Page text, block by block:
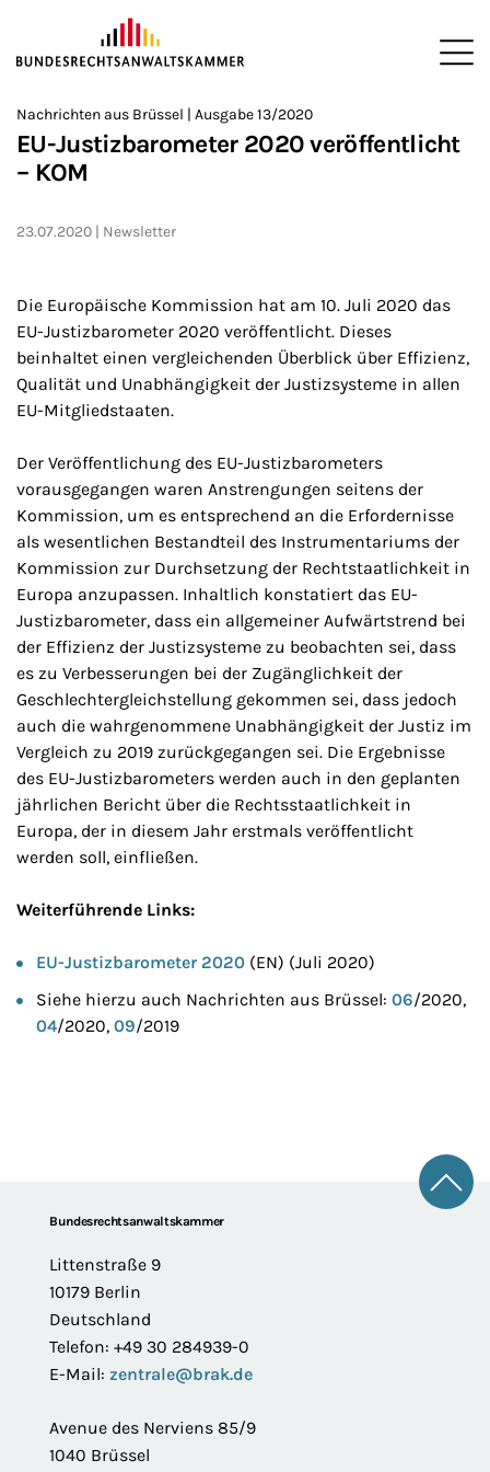
ZUM HAUPTINHALT SPRINGEN
Sie befinden sich hier:
>
Startseite
>
Newsroom
>
Newsletter
>
Nachrichten aus Brüssel
Nachrichten aus Brüssel | Ausgabe 13/2020
EU-Justizbarometer 2020 veröffentlicht
– KOM
23.07.2020 Newsletter
Die Europäische Kommission hat am 10. Juli 2020 das
EU-Justizbarometer 2020 veröffentlicht. Dieses
beinhaltet einen vergleichenden Überblick über Effizienz,
Qualität und Unabhängigkeit der Justizsysteme in allen
EU-Mitgliedstaaten.
Der Veröffentlichung des EU-Justizbarometers
vorausgegangen waren Anstrengungen seitens der
Kommission, um es entsprechend an die Erfordernisse
als wesentlichen Bestandteil des Instrumentariums der
Kommission zur Durchsetzung der Rechtstaatlichkeit in
Europa anzupassen. Inhaltlich konstatiert das EU-
Justizbarometer, dass ein allgemeiner Aufwärtstrend bei
der Effizienz der Justizsysteme zu beobachten sei, dass
es zu Verbesserungen bei der Zugänglichkeit der
Geschlechtergleichstellung gekommen sei, dass jedoch
auch die wahrgenommene Unabhängigkeit der Justiz im
Vergleich zu 2019 zurückgegangen sei. Die Ergebnisse
des EU-Justizbarometers werden auch in den geplanten
jährlichen Bericht über die Rechtsstaatlichkeit in
Europa, der in diesem Jahr erstmals veröffentlicht
werden soll, einfließen.
Weiterführende Links:
EU-Justizbarometer 2020 (EN) (Juli 2020)
Siehe hierzu auch Nachrichten aus Brüssel: 06/2020,
04/2020, 09/2019
FooterBundesrechtsanwaltskammer
Littenstraße 9
10179 Berlin
Deutschland
Telefon: +49 30 284939-0
E-Mail: zentrale@brak.de
Avenue des Nerviens 85/9
1040 Brüssel